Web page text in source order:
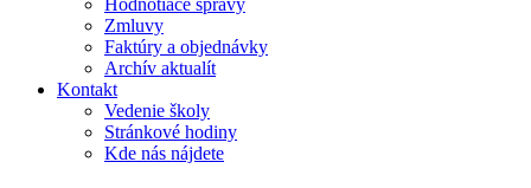
Hodnotiace správy
Zmluvy
Faktúry a objednávky
Archív aktualít
Kontakt
Vedenie školy
Stránkové hodiny
Kde nás nájdete